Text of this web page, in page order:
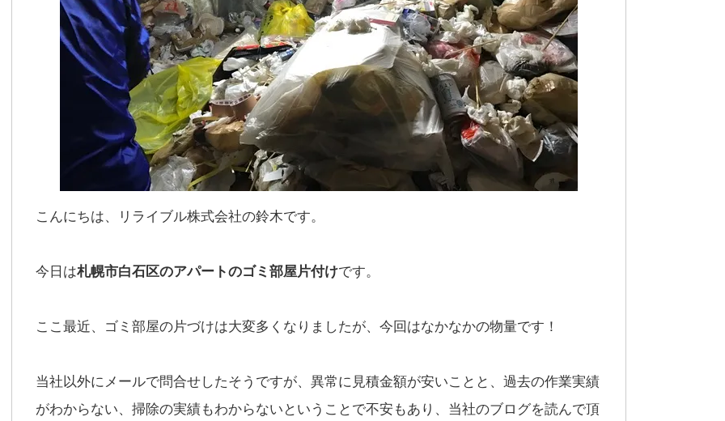
こんにちは、リライブル株式会社の鈴木です。
今日は札幌市白石区のアパートのゴミ部屋片付けです。
ここ最近、ゴミ部屋の片づけは大変多くなりましたが、今回はなかなかの物量です！
当社以外にメールで問合せしたそうですが、異常に見積金額が安いことと、過去の作業実績
がわからない、掃除の実績もわからないということで不安もあり、当社のブログを読んで頂